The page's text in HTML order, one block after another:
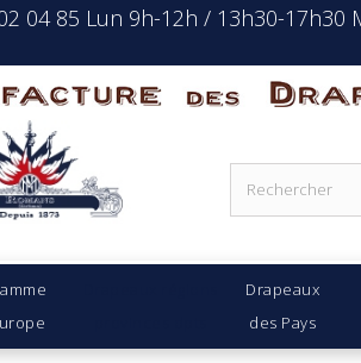
04 85 Lun 9h-12h / 13h30-17h30
Des
Drapeaux
des Pays